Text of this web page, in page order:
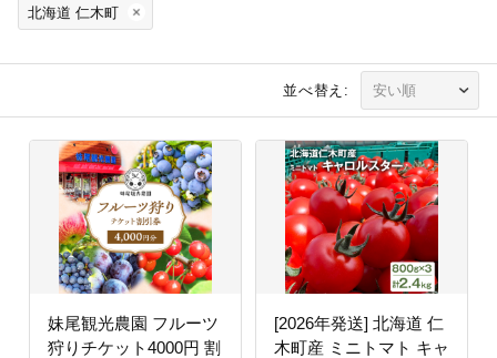
北海道 仁木町
並べ替え:
妹尾観光農園 フルーツ
狩りチケット4000円 割
[2026年発送] 北海道 仁
木町産 ミニトマト キャ